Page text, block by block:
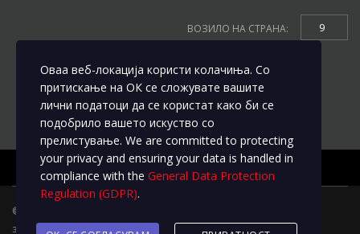
ВОЗИЛО НА СТРАНА: 9
© 2020
задржуваат сите права на измени
Оваа веб-локација користи колачиња. Со
притискање на ОК се сложувате вашите
лични податоци да се користат како би се
подобрило вашето искуство со
прелистување. We are committed to protecting
your privacy and ensuring your data is handled in
compliance with the General Data Protection
Regulation (GDPR).